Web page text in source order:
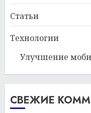
Статьи
Технологии
Улучшение
СВЕЖИЕ